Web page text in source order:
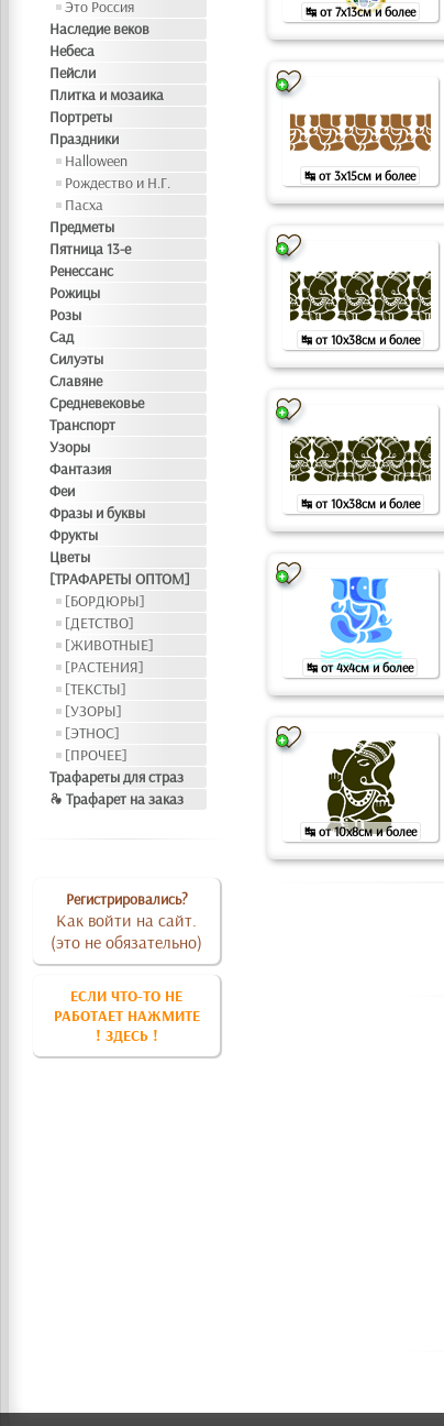
Это Россия
Наследие веков
Небеса
Пейсли
Плитка и мозаика
Портреты
Праздники
Halloween
Рождество и Н.Г.
Пасха
Предметы
Пятница 13-е
Ренессанс
Рожицы
Розы
Сад
Силуэты
Славяне
Средневековье
Транспорт
Узоры
Фантазия
Феи
Фразы и буквы
Фрукты
Цветы
[ТРАФАРЕТЫ ОПТОМ]
[БОРДЮРЫ]
[ДЕТСТВО]
[ЖИВОТНЫЕ]
[РАСТЕНИЯ]
[ТЕКСТЫ]
[УЗОРЫ]
[ЭТНОС]
[ПРОЧЕЕ]
Трафареты для страз
❧ Трафарет на заказ
Регистрировались?
Как войти на сайт.
(это не обязательно)
ЕСЛИ ЧТО-ТО НЕ
РАБОТАЕТ НАЖМИТЕ
! ЗДЕСЬ !
↹ от 7x13см и более
↹ от 3x15см и более
↹ от 10x38см и более
↹ от 10x38см и более
↹ от 4x4см и более
↹ от 10x8см и более